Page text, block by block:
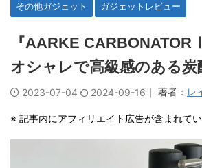
その他ガジェット ガジェットレビュー
『AARKE
オシャレで高級感のある炭
2023-07-04 2024-09-16 ｜ 著者： レ
※ 記事内にアフィリエイト広告が含まれて